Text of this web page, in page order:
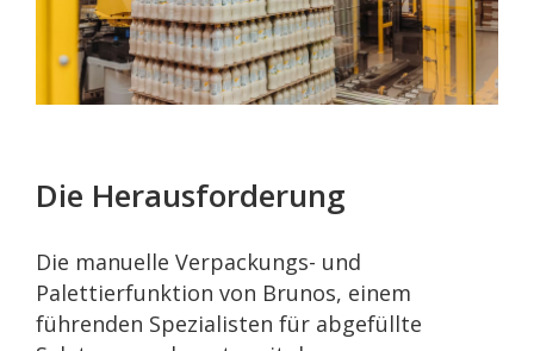
Die Herausforderung
Die manuelle Verpackungs- und
Palettierfunktion von Brunos, einem
führenden Spezialisten für abgefüllte